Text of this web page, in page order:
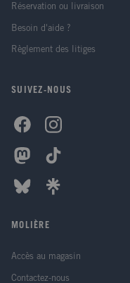
Réservation ou livraison
Besoin d'aide ?
Règlement des litiges
SUIVEZ-NOUS
MOLIÈRE
Accès au magasin
Contactez-nous